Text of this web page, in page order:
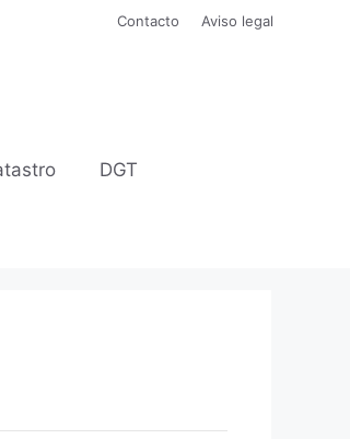
Contacto Aviso legal
DGT